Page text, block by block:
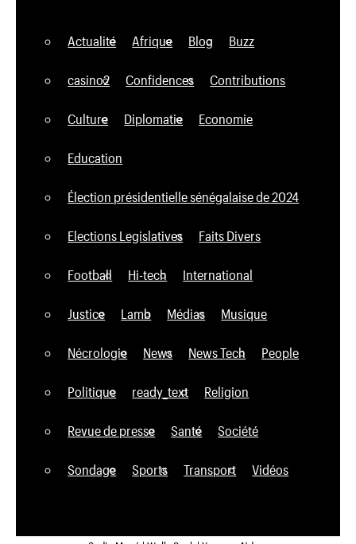
Actualité Afrique Blog Buzz
casino2 Confidences Contributions
Culture Diplomatie Economie
Education
Élection présidentielle sénégalaise de 2024
Elections Legislatives Faits Divers
Football Hi-tech International
Justice Lamb Médias Musique
Nécrologie News News Tech People
Politique ready_text Religion
Revue de presse Santé Société
Sondage Sports Transport Vidéos